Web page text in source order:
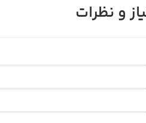
و نظرات